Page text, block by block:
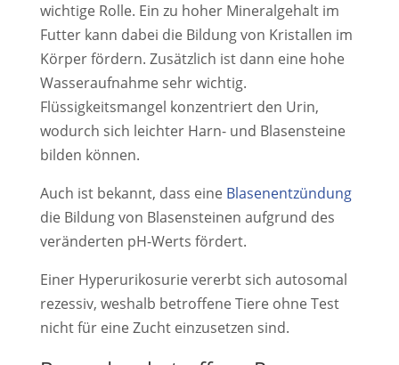
wichtige Rolle. Ein zu hoher Mineralgehalt im
Futter kann dabei die Bildung von Kristallen im
Körper fördern. Zusätzlich ist dann eine hohe
Wasseraufnahme sehr wichtig.
Flüssigkeitsmangel konzentriert den Urin,
wodurch sich leichter Harn- und Blasensteine
bilden können.
Auch ist bekannt, dass eine Blasenentzündung
die Bildung von Blasensteinen aufgrund des
veränderten pH-Werts fördert.
Einer Hyperurikosurie vererbt sich autosomal
rezessiv, weshalb betroffene Tiere ohne Test
nicht für eine Zucht einzusetzen sind.